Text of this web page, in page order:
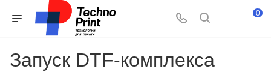
0
Запуск DTF-комплекса